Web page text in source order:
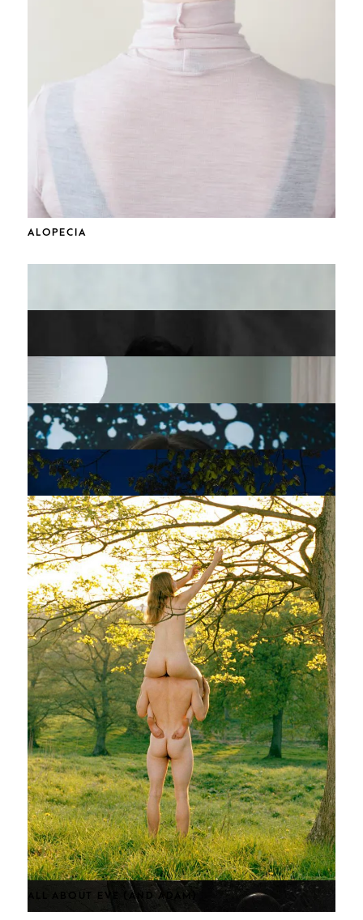
TASHINA MENDE PANTOMIMIN
ALOPECIA
JUWELIER J.C. OSTHUES
PORTRAITS BLACK & WHITE
SWANTJE HINRICHSEN
PATTERN PORTRAITS
ALL ABOUT EVE (AND ADAM)